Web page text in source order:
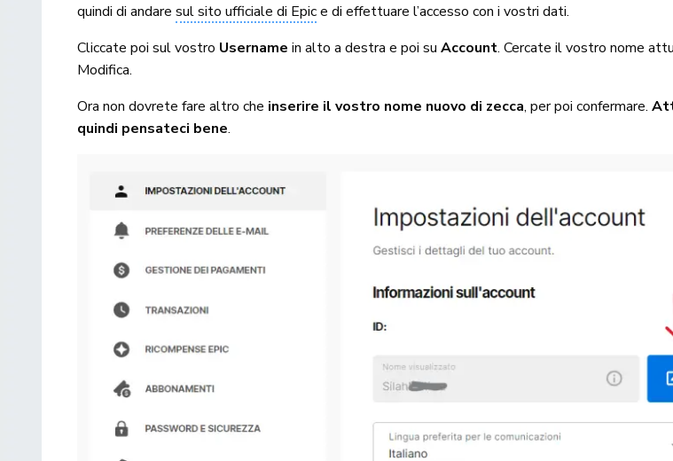
quindi di andaresul sito ufficiale di Epice di effettuare l’accesso con i vostri dati.
Cliccate poi sul vostro Username in alto a destra e poi suAccount. Cercate il vostro nome
Modifica.
Ora non dovrete fare altro che inserire il vostro nome nuovo di zecca, per poi confermare.
quindi pensateci bene.